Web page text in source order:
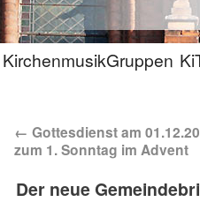
KirchenmusikGruppen
← Gottesdienst am
zum 1. Sonntag im Advent
Der neue